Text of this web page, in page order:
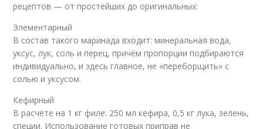
рецептов — от простейших до оригинальных:
Элементарный
В состав такого маринада входит: минеральная вода,
уксус, лук, соль и перец, причём пропорции подбираются
индивидуально, и здесь главное, не «переборщить» с
солью и уксусом.
Кефирный
В расчёте на 1 кг филе: 250 мл кефира, 0,5 кг лука, зелень,
специи. Использование готовых приправ не